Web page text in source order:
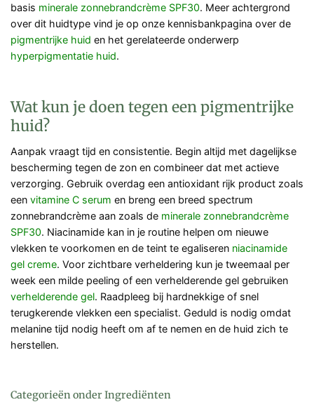
basis minerale zonnebrandcrème SPF30. Meer achtergrond
over dit huidtype vind je op onze kennisbankpagina over de
pigmentrijke huid en het gerelateerde onderwerp
hyperpigmentatie huid.
Wat kun je doen tegen een pigmentrijke
huid?
Aanpak vraagt tijd en consistentie. Begin altijd met dagelijkse
bescherming tegen de zon en combineer dat met actieve
verzorging. Gebruik overdag een antioxidant rijk product zoals
een vitamine C serum en breng een breed spectrum
zonnebrandcrème aan zoals de minerale zonnebrandcrème
SPF30. Niacinamide kan in je routine helpen om nieuwe
vlekken te voorkomen en de teint te egaliseren niacinamide
gel creme. Voor zichtbare verheldering kun je tweemaal per
week een milde peeling of een verhelderende gel gebruiken
verhelderende gel. Raadpleeg bij hardnekkige of snel
terugkerende vlekken een specialist. Geduld is nodig omdat
melanine tijd nodig heeft om af te nemen en de huid zich te
herstellen.
Categorieën onder Ingrediënten